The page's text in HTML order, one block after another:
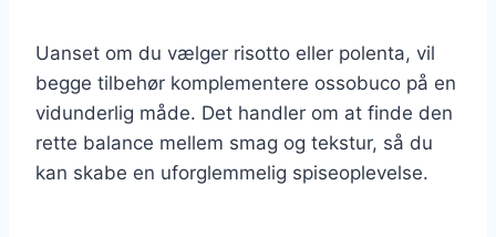
Uanset om du vælger risotto eller polenta, vil
begge tilbehør komplementere ossobuco på en
vidunderlig måde. Det handler om at finde den
rette balance mellem smag og tekstur, så du
kan skabe en uforglemmelig spiseoplevelse.